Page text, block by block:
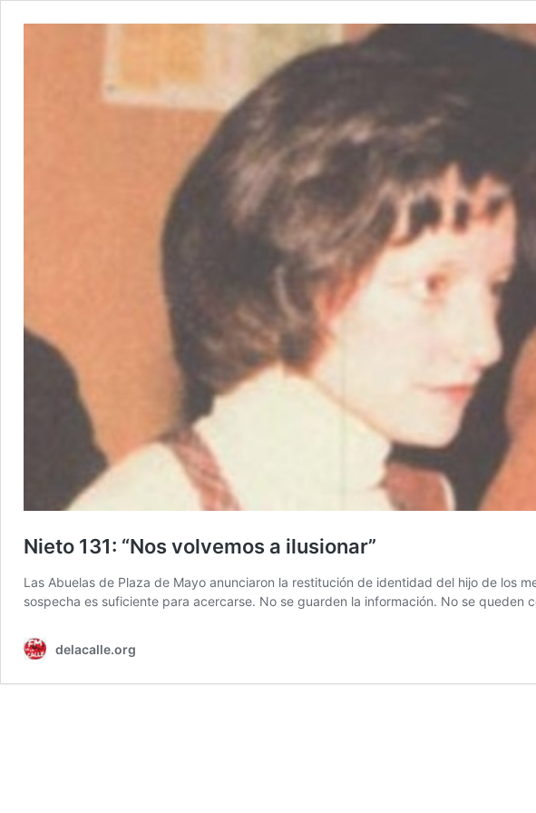
Nieto 131: “Nos volvemos a ilusionar”
Las Abuelas de Plaza de Mayo anunciaron la restitución de identidad del hijo de los
sospecha es suficiente para acercarse. No se guarden la información. No se queden
delacalle.org